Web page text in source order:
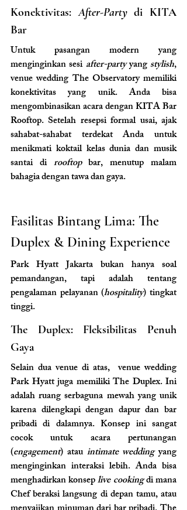
Konektivitas: After-Party di KITA
Bar
Untuk pasangan modern yang
menginginkan sesi after-party yang stylish,
venue wedding The Observatory memiliki
konektivitas yang unik. Anda bisa
mengombinasikan acara dengan KITA Bar
Rooftop. Setelah resepsi formal usai, ajak
sahabat-sahabat terdekat Anda untuk
menikmati koktail kelas dunia dan musik
santai di rooftop bar, menutup malam
bahagia dengan tawa dan gaya.
Fasilitas Bintang Lima: The
Duplex & Dining Experience
Park Hyatt Jakarta bukan hanya soal
pemandangan, tapi adalah tentang
pengalaman pelayanan (hospitality) tingkat
tinggi.
The Duplex: Fleksibilitas Penuh
Gaya
Selain dua venue di atas,  venue wedding
Park Hyatt juga memiliki The Duplex. Ini
adalah ruang serbaguna mewah yang unik
karena dilengkapi dengan dapur dan bar
pribadi di dalamnya. Konsep ini sangat
cocok untuk acara pertunangan
(engagement) atau intimate wedding yang
menginginkan interaksi lebih. Anda bisa
menghadirkan konsep live cooking di mana
Chef beraksi langsung di depan tamu, atau